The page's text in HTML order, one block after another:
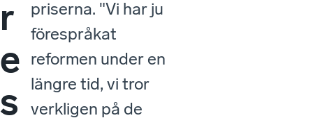
r
e
s
priserna. "Vi har ju
förespråkat
reformen under en
längre tid, vi tror
verkligen på de